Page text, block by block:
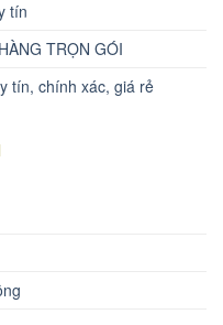
tín
TRỌN GÓI
tín, chính xác, giá rẻ